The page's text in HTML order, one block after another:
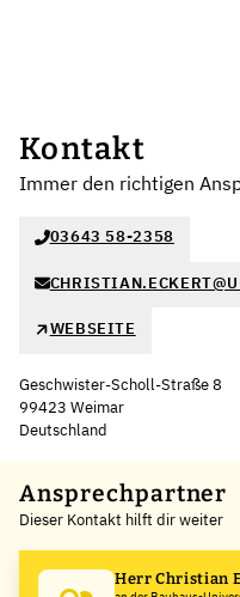
Kontakt
Immer den richtigen
03643 58-2358
WEBSEITE
Geschwister-Scholl-Straße 8
99423 Weimar
Deutschland
+
−
Ansprechpartner
Dieser Kontakt hilft dir weiter
Herr